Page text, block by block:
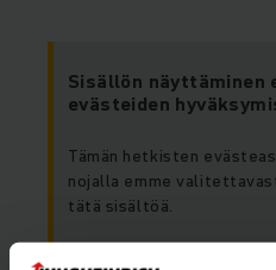
Sisällön näyttäminen
evästeiden
Tämän hetkisten
nojalla emme
tätä sisältöä.